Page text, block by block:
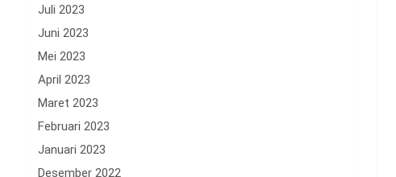
Juli 2023
Juni 2023
Mei 2023
April 2023
Maret 2023
Februari 2023
Januari 2023
Desember 2022